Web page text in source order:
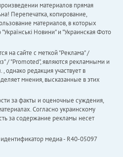
материалов прямая
Перепечатка, копирование,
материалов, в которых
Новини" и "Украинская Фото
на сайте с меткой "Реклама" /
/ "Promoted", являются рекламными и
однако редакция участвует в
мнения, высказанные в этих
за факты и оценочные суждения,
Согласно украинскому
за содержание рекламы несет
медиа - R40-05097